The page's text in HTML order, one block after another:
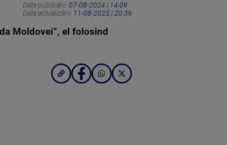
Data publicării: 07-08-2024 | 14:09
Data actualizării: 11-08-2025 | 20:39
Moldovei”, el folosind